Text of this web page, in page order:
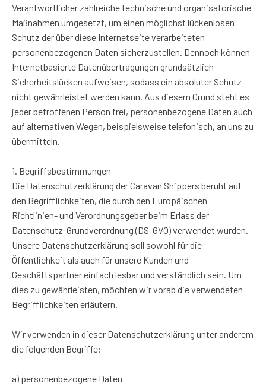
Verantwortlicher zahlreiche technische und organisatorische
Maßnahmen umgesetzt, um einen möglichst lückenlosen
Schutz der über diese Internetseite verarbeiteten
personenbezogenen Daten sicherzustellen. Dennoch können
Internetbasierte Datenübertragungen grundsätzlich
Sicherheitslücken aufweisen, sodass ein absoluter Schutz
nicht gewährleistet werden kann. Aus diesem Grund steht es
jeder betroffenen Person frei, personenbezogene Daten auch
auf alternativen Wegen, beispielsweise telefonisch, an uns zu
übermitteln.
1. Begriffsbestimmungen
Die Datenschutzerklärung der Caravan Shippers beruht auf
den Begrifflichkeiten, die durch den Europäischen
Richtlinien- und Verordnungsgeber beim Erlass der
Datenschutz-Grundverordnung (DS-GVO) verwendet wurden.
Unsere Datenschutzerklärung soll sowohl für die
Öffentlichkeit als auch für unsere Kunden und
Geschäftspartner einfach lesbar und verständlich sein. Um
dies zu gewährleisten, möchten wir vorab die verwendeten
Begrifflichkeiten erläutern.
Wir verwenden in dieser Datenschutzerklärung unter anderem
die folgenden Begriffe:
a) personenbezogene Daten